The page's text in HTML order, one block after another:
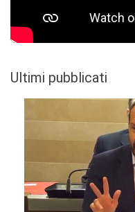
Ultimi pubblicati